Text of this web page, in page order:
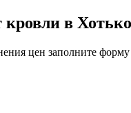
в
цен заполните